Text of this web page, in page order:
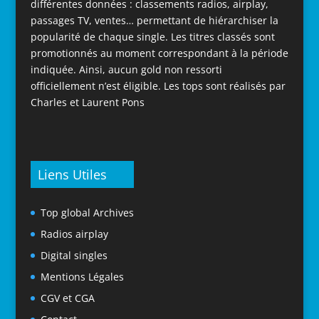
différentes données : classements radios, airplay,
passages TV, ventes… permettant de hiérarchiser la
popularité de chaque single. Les titres classés sont
promotionnés au moment correspondant à la période
indiquée. Ainsi, aucun gold non ressorti
officiellement n’est éligible. Les tops sont réalisés par
Charles et Laurent Pons
Liens Utiles
Top global Archives
Radios airplay
Digital singles
Mentions Légales
CGV et CGA